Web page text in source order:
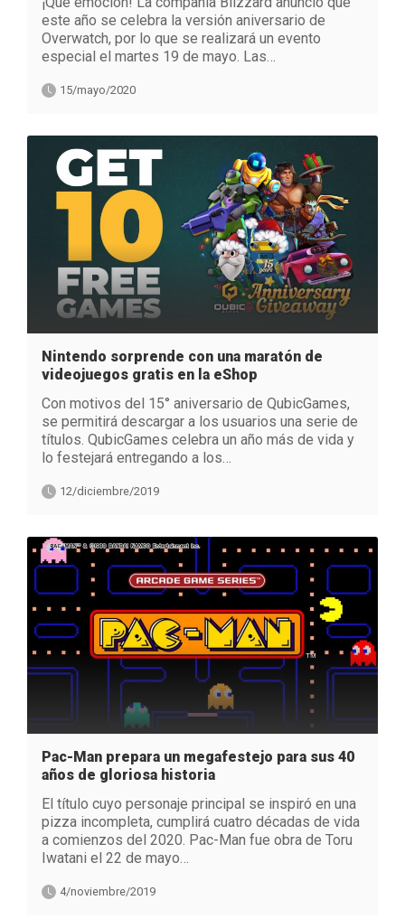
este año se celebra la versión aniversario de
Overwatch, por lo que se realizará un evento
especial el martes 19 de mayo. Las…
15/mayo/2020
Nintendo sorprende con una maratón de
videojuegos gratis en la eShop
Con motivos del 15° aniversario de QubicGames,
se permitirá descargar a los usuarios una serie de
títulos. QubicGames celebra un año más de vida y
lo festejará entregando a los…
12/diciembre/2019
Pac-Man prepara un megafestejo para sus 40
años de gloriosa historia
El título cuyo personaje principal se inspiró en una
pizza incompleta, cumplirá cuatro décadas de vida
a comienzos del 2020. Pac-Man fue obra de Toru
Iwatani el 22 de mayo…
4/noviembre/2019